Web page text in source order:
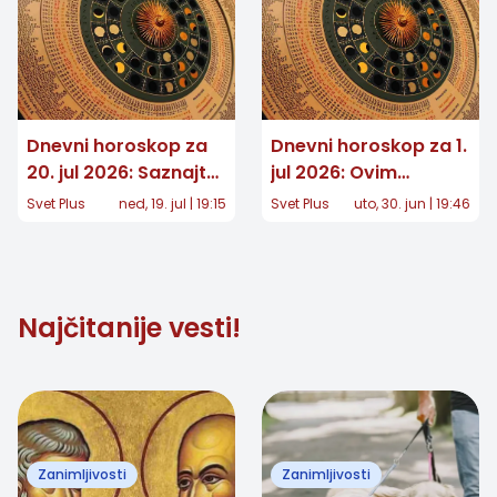
Dnevni horoskop za
20. jul 2026: Saznajte
šta vam zvezde
Svet Plus ned, 19. jul | 19:15
Dnevni horoskop za 1.
jul 2026: Ovim
znacima zvezde
Svet Plus uto, 30. jun | 19:46
Najčitanije vesti!
Zanimljivosti Zanimljivosti